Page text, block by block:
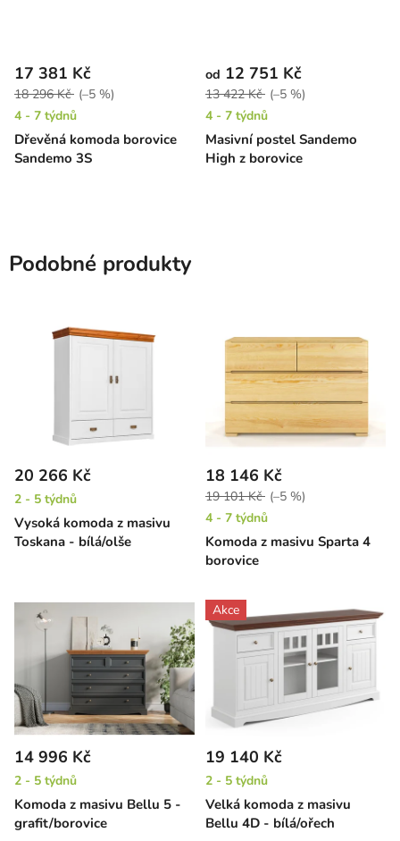
Dřevěná komoda borovice
Sandemo 3S
17 381 Kč
18 296 Kč (–5 %)
4 - 7 týdnů
Masivní postel Sandemo
High z borovice
od 12 751 Kč
13 422 Kč (–5 %)
4 - 7 týdnů
Podobné produkty
Vysoká komoda z masivu
Toskana - bílá/olše
20 266 Kč
2 - 5 týdnů
Komoda z masivu Sparta 4
borovice
18 146 Kč
19 101 Kč (–5 %)
4 - 7 týdnů
Komoda z masivu Bellu 5 -
grafit/borovice
14 996 Kč
2 - 5 týdnů
Akce
Velká komoda z masivu
Bellu 4D - bílá/ořech
19 140 Kč
2 - 5 týdnů